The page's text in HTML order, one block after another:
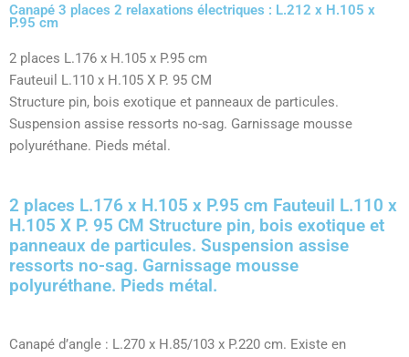
Canapé 3 places 2 relaxations électriques : L.212 x H.105 x
P.95 cm
2 places L.176 x H.105 x P.95 cm
Fauteuil L.110 x H.105 X P. 95 CM
Structure pin, bois exotique et panneaux de particules.
Suspension assise ressorts no-sag. Garnissage mousse
polyuréthane. Pieds métal.
2 places L.176 x H.105 x P.95 cm Fauteuil L.110 x
H.105 X P. 95 CM Structure pin, bois exotique et
panneaux de particules. Suspension assise
ressorts no-sag. Garnissage mousse
polyuréthane. Pieds métal.
Canapé d’angle : L.270 x H.85/103 x P.220 cm. Existe en